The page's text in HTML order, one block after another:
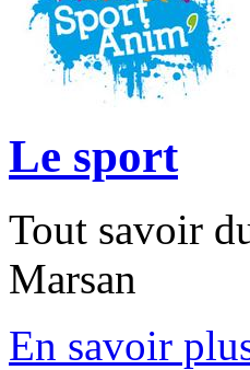
Le sport
Tout savoir
Marsan
En savoir